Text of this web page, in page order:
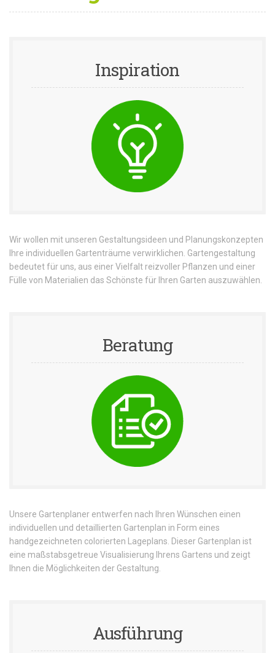
Inspiration
Wir wollen mit unseren Gestaltungsideen und Planungskonzepten
Ihre individuellen Gartenträume verwirklichen. Gartengestaltung
bedeutet für uns, aus einer Vielfalt reizvoller Pflanzen und einer
Fülle von Materialien das Schönste für Ihren Garten auszuwählen.
Beratung
Unsere Gartenplaner entwerfen nach Ihren Wünschen einen
individuellen und detaillierten Gartenplan in Form eines
handgezeichneten colorierten Lageplans. Dieser Gartenplan ist
eine maßstabsgetreue Visualisierung Ihrens Gartens und zeigt
Ihnen die Möglichkeiten der Gestaltung.
Ausführung